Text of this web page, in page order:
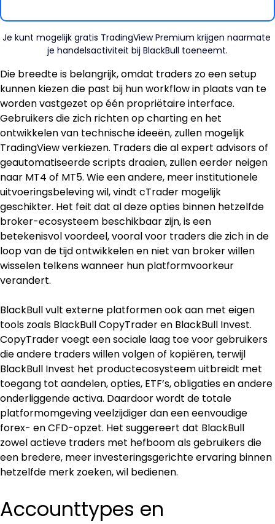
Je kunt mogelijk gratis TradingView Premium krijgen naarmate
je handelsactiviteit bij BlackBull toeneemt.
Die breedte is belangrijk, omdat traders zo een setup
kunnen kiezen die past bij hun workflow in plaats van te
worden vastgezet op één propriëtaire interface.
Gebruikers die zich richten op charting en het
ontwikkelen van technische ideeën, zullen mogelijk
TradingView verkiezen. Traders die al expert advisors of
geautomatiseerde scripts draaien, zullen eerder neigen
naar MT4 of MT5. Wie een andere, meer institutionele
uitvoeringsbeleving wil, vindt cTrader mogelijk
geschikter. Het feit dat al deze opties binnen hetzelfde
broker-ecosysteem beschikbaar zijn, is een
betekenisvol voordeel, vooral voor traders die zich in de
loop van de tijd ontwikkelen en niet van broker willen
wisselen telkens wanneer hun platformvoorkeur
verandert.
BlackBull vult externe platformen ook aan met eigen
tools zoals BlackBull CopyTrader en BlackBull Invest.
CopyTrader voegt een sociale laag toe voor gebruikers
die andere traders willen volgen of kopiëren, terwijl
BlackBull Invest het productecosysteem uitbreidt met
toegang tot aandelen, opties, ETF’s, obligaties en andere
onderliggende activa. Daardoor wordt de totale
platformomgeving veelzijdiger dan een eenvoudige
forex- en CFD-opzet. Het suggereert dat BlackBull
zowel actieve traders met hefboom als gebruikers die
een bredere, meer investeringsgerichte ervaring binnen
hetzelfde merk zoeken, wil bedienen.
Accounttypes en